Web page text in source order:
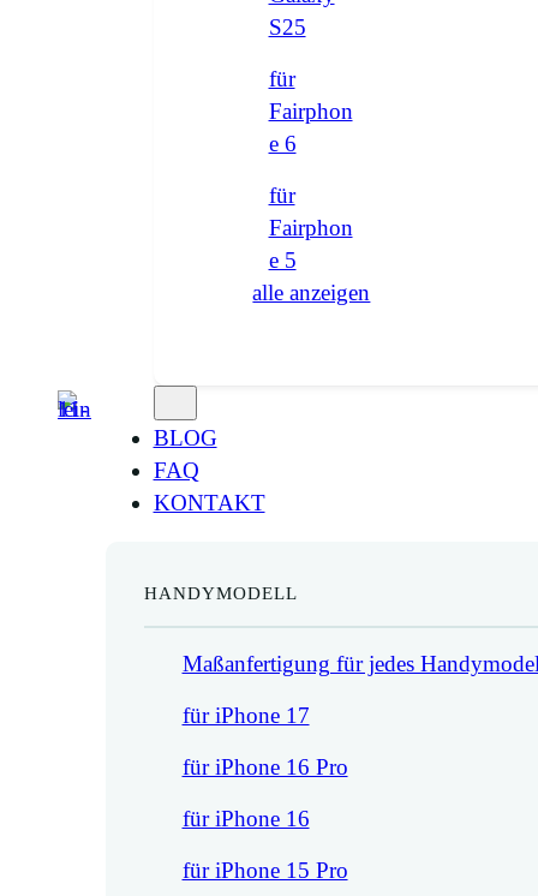
S25
für
Fairphon
e 6
für
Fairphon
e 5
alle anzeigen
BLOG
FAQ
KONTAKT
HANDYMODELL
Maßanfertigung für jedes
für iPhone 17
für iPhone 16 Pro
für iPhone 16
für iPhone 15 Pro